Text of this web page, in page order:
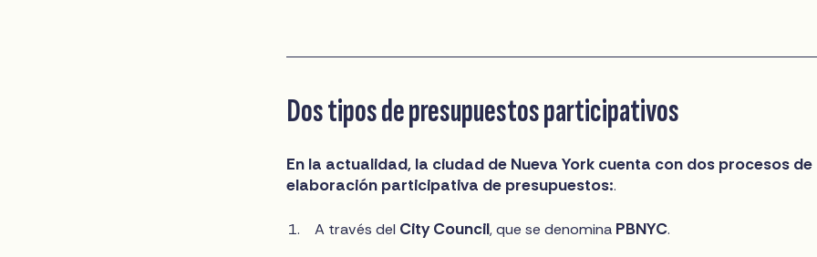
Dos tipos de presupuestos participativos
En la actualidad, la ciudad de Nueva York cuenta con dos procesos de
elaboración participativa de presupuestos:.
A través del City Council, que se denomina PBNYC.